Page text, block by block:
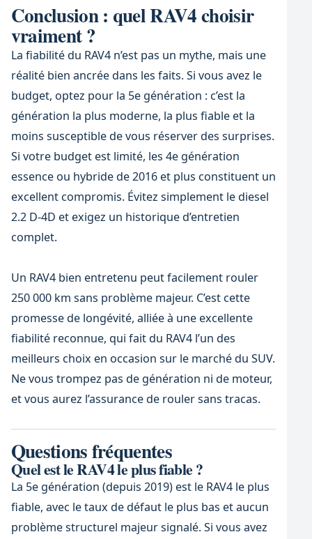
Conclusion : quel RAV4 choisir
vraiment ?
La fiabilité du RAV4 n’est pas un mythe, mais une
réalité bien ancrée dans les faits. Si vous avez le
budget, optez pour la 5e génération : c’est la
génération la plus moderne, la plus fiable et la
moins susceptible de vous réserver des surprises.
Si votre budget est limité, les 4e génération
essence ou hybride de 2016 et plus constituent un
excellent compromis. Évitez simplement le diesel
2.2 D-4D et exigez un historique d’entretien
complet.
Un RAV4 bien entretenu peut facilement rouler
250 000 km sans problème majeur. C’est cette
promesse de longévité, alliée à une excellente
fiabilité reconnue, qui fait du RAV4 l’un des
meilleurs choix en occasion sur le marché du SUV.
Ne vous trompez pas de génération ni de moteur,
et vous aurez l’assurance de rouler sans tracas.
Questions fréquentes
Quel est le RAV4 le plus fiable ?
La 5e génération (depuis 2019) est le RAV4 le plus
fiable, avec le taux de défaut le plus bas et aucun
problème structurel majeur signalé. Si vous avez